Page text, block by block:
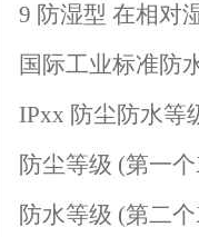
9 防湿型 在相对
国际工业标准防
IPxx 防尘防水等
防尘等级 (第一
防水等级 (第二